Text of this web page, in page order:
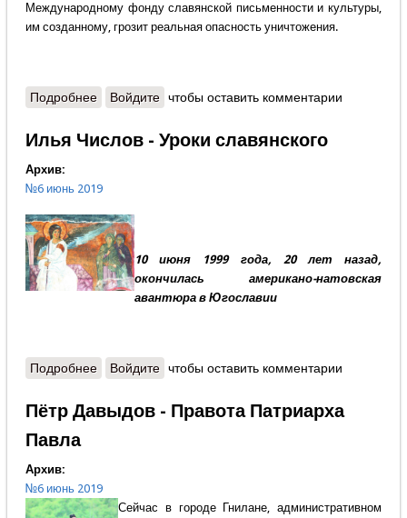
Международному фонду славянской письменности и культуры,
им созданному, грозит реальная опасность уничтожения.
Подробнеео Владимир Осипов - Народная дипломатия
Войдите чтобы оставить комментарии
Илья Числов - Уроки славянского
Архив:
№6 июнь 2019
10 июня 1999 года, 20 лет назад,
окончилась американо-натовская
авантюра в Югославии
Подробнеео Илья Числов - Уроки славянского
Войдите чтобы оставить комментарии
Пётр Давыдов - Правота Патриарха
Павла
Архив:
№6 июнь 2019
Сейчас в городе Гнилане, административном